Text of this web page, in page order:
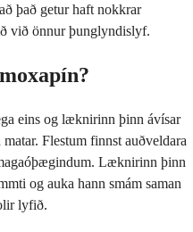
það getur haft nokkrar
við önnur þunglyndislyf.
eins og læknirinn þinn ávísar
Flestum finnst auðveldara
Læknirinn þinn
og auka hann smám saman
lyfið.